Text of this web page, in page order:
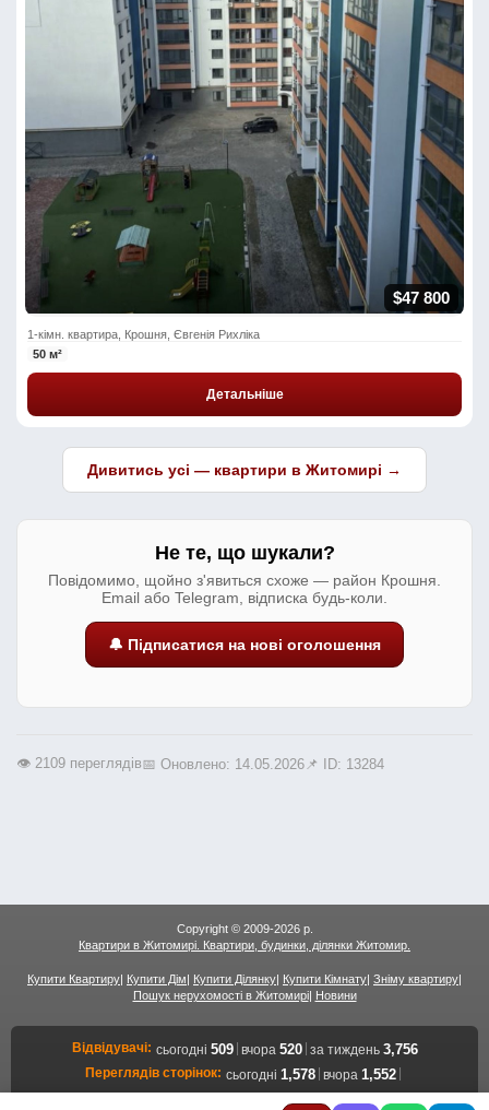
$47 800
1-кімн. квартира, Крошня, Євгенія Рихліка
50 м²
Детальніше
Дивитись усі — квартири в Житомирі →
Не те, що шукали?
Повідомимо, щойно з'явиться схоже — район Крошня.
Email або Telegram, відписка будь-коли.
🔔 Підписатися на нові оголошення
👁️ 2109 переглядів📅 Оновлено: 14.05.2026📌 ID: 13284
Copyright © 2009-2026 р.
Квартири в Житомирі. Квартири, будинки, ділянки Житомир.
Купити Квартиру| Купити Дім| Купити Ділянку| Купити Кімнату| Зніму квартиру|
Пошук нерухомості в Житомирі| Новини
Відвідувачі: сьогодні 509 | вчора 520 | за тиждень 3,756
Переглядів сторінок: сьогодні 1,578 | вчора 1,552 |